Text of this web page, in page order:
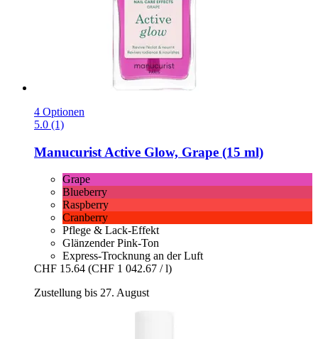
4 Optionen
5.0 (1)
Manucurist Active Glow, Grape (15 ml)
Grape
Blueberry
Raspberry
Cranberry
Pflege & Lack-Effekt
Glänzender Pink-Ton
Express-Trocknung an der Luft
CHF 15.64 (CHF 1 042.67 / l)
Zustellung bis 27. August